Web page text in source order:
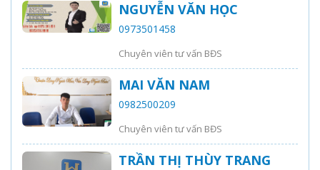
NGUYỄN VĂN HỌC
0973501458
Chuyên viên tư vấn BĐS
MAI VĂN NAM
0982500209
Chuyên viên tư vấn BĐS
TRẦN THỊ THÙY TRANG